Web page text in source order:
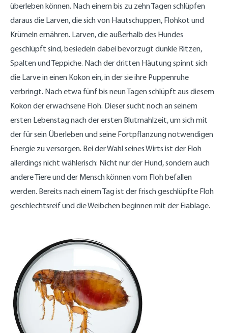
überleben können. Nach einem bis zu zehn Tagen schlüpfen
daraus die Larven, die sich von Hautschuppen, Flohkot und
Krümeln ernähren. Larven, die außerhalb des Hundes
geschlüpft sind, besiedeln dabei bevorzugt dunkle Ritzen,
Spalten und Teppiche. Nach der dritten Häutung spinnt sich
die Larve in einen Kokon ein, in der sie ihre Puppenruhe
verbringt. Nach etwa fünf bis neun Tagen schlüpft aus diesem
Kokon der erwachsene Floh. Dieser sucht noch an seinem
ersten Lebenstag nach der ersten Blutmahlzeit, um sich mit
der für sein Überleben und seine Fortpflanzung notwendigen
Energie zu versorgen. Bei der Wahl seines Wirts ist der Floh
allerdings nicht wählerisch: Nicht nur der Hund, sondern auch
andere Tiere und der Mensch können vom Floh befallen
werden. Bereits nach einem Tag ist der frisch geschlüpfte Floh
geschlechtsreif und die Weibchen beginnen mit der Eiablage.